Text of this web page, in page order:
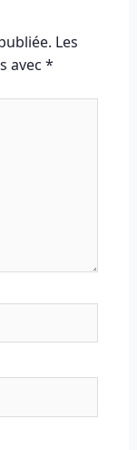
Les
avec *